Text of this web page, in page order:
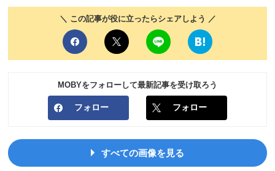
＼ この記事が役に立ったらシェアしよう ／
MOBYをフォローして最新記事を受け取ろう
フォロー フォロー
すべての画像を見る